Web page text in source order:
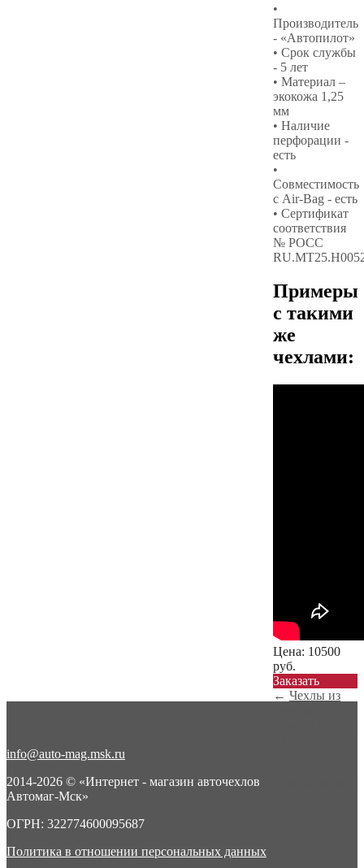
•
Производитель
- «Автопилот»
• Срок службы
- 5 лет
• Материал –
экокожа 1,25
мм
• Наличие
перфорации -
есть
•
Совместимость
с Air-Bag - есть
• Сертификат
соответствия
№ РОСС
Примеры
с такими
же
чехлами:
Цена: 10500
руб.
Заказать
← Чехлы из
info@auto-mag.msk.ru
2014-2026 © «Интернет - магазин авточехлов
Автомаг-Мск»
ОГРН: 322774600095687
Политика в отношении персональных данных